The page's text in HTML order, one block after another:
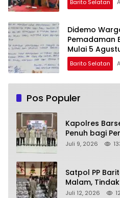
Barito Selatan
Didemo
Pemadaman
Mulai 5
Barito Selatan
Pos Populer
Kapolres
Penuh bagi
Kalimantan
Juli 9, 2026
Satpol PP
Malam,
soal Balap
Juli 12, 2026